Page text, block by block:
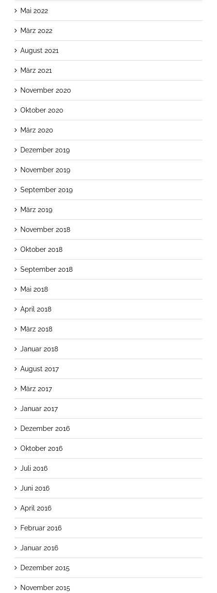
Mai 2022
März 2022
August 2021
März 2021
November 2020
Oktober 2020
März 2020
Dezember 2019
November 2019
September 2019
März 2019
November 2018
Oktober 2018
September 2018
Mai 2018
April 2018
März 2018
Januar 2018
August 2017
März 2017
Januar 2017
Dezember 2016
Oktober 2016
Juli 2016
Juni 2016
April 2016
Februar 2016
Januar 2016
Dezember 2015
November 2015